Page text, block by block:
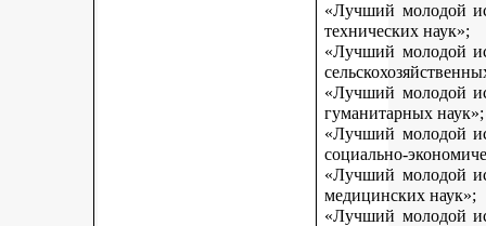
«Лучший молодой
технических наук»;
«Лучший молодой
«Лучший молодой
гуманитарных наук»;
«Лучший молодой
социально-
«Лучший молодой
медицинских наук»;
«Лучший молодой